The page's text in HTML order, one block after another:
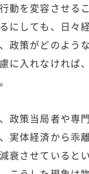
動を変容させる
にしても、日々
政策がどのよう
に入れなければ
政策当局者や専
実体経済から乖
衰させていると